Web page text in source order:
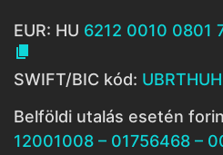
EUR: HU 6212 0010 0801

SWIFT/BIC kód:
Belföldi utalás esetén
12001008 – 01756468 –